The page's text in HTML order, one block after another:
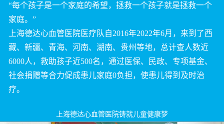
“每个孩子是一个家庭的希望，拯救一个孩子就是拯救一个
家庭。”
上海德达心血管医院医疗队自2016年2022年6月，来到了西
藏、新疆、青海、河南、湖南、贵州等地，总计查人数近
6000人，救助孩子近500名，通过医保、民政、专项基金、
社会捐赠等合力促成患儿家庭0负担，使患儿得到及时治
疗。
上海德达心血管医院铸就儿童健康梦